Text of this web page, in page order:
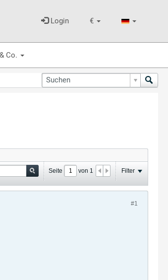
€
Login
Co.
Seite von 1 Filter
#1